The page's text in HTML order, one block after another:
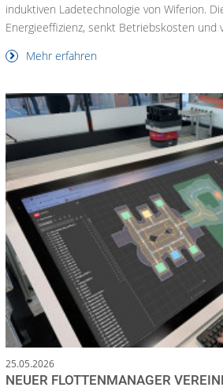
induktiven Ladetechnologie von Wiferion.
Energieeffizienz, senkt Betriebskosten und
Mehr erfahren
25.05.2026
NEUER FLOTTENMANAGER